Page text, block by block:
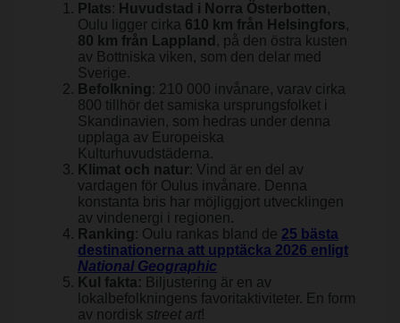
Plats: Huvudstad i Norra Österbotten,
Oulu ligger cirka 610 km från Helsingfors,
80 km från Lappland , på den östra kusten
av Bottniska viken, som den delar med
Sverige.
Befolkning : 210 000 invånare, varav cirka
800 tillhör det samiska ursprungsfolket i
Skandinavien, som hedras under denna
upplaga av Europeiska
Kulturhuvudstäderna.
Klimat och natur: Vind är en del av
vardagen för Oulus invånare. Denna
konstanta bris har möjliggjort utvecklingen
av vindenergi i regionen.
Ranking : Oulu rankas bland de 25 bästa
destinationerna att upptäcka 2026 enligt
National Geographic
Kul fakta: Biljustering är en av
lokalbefolkningens favoritaktiviteter. En form
av nordisk street art!